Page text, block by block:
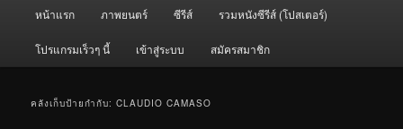
หน้าแรก ภาพยนตร์ ซีรีส์ รวมหนังซีรีส์ (โปสเตอร์)
โปรแกรมเร็วๆ นี้ เข้าสู่ระบบ สมัครสมาชิก
คลังเก็บป้ายกำกับ:CLAUDIO CAMASO